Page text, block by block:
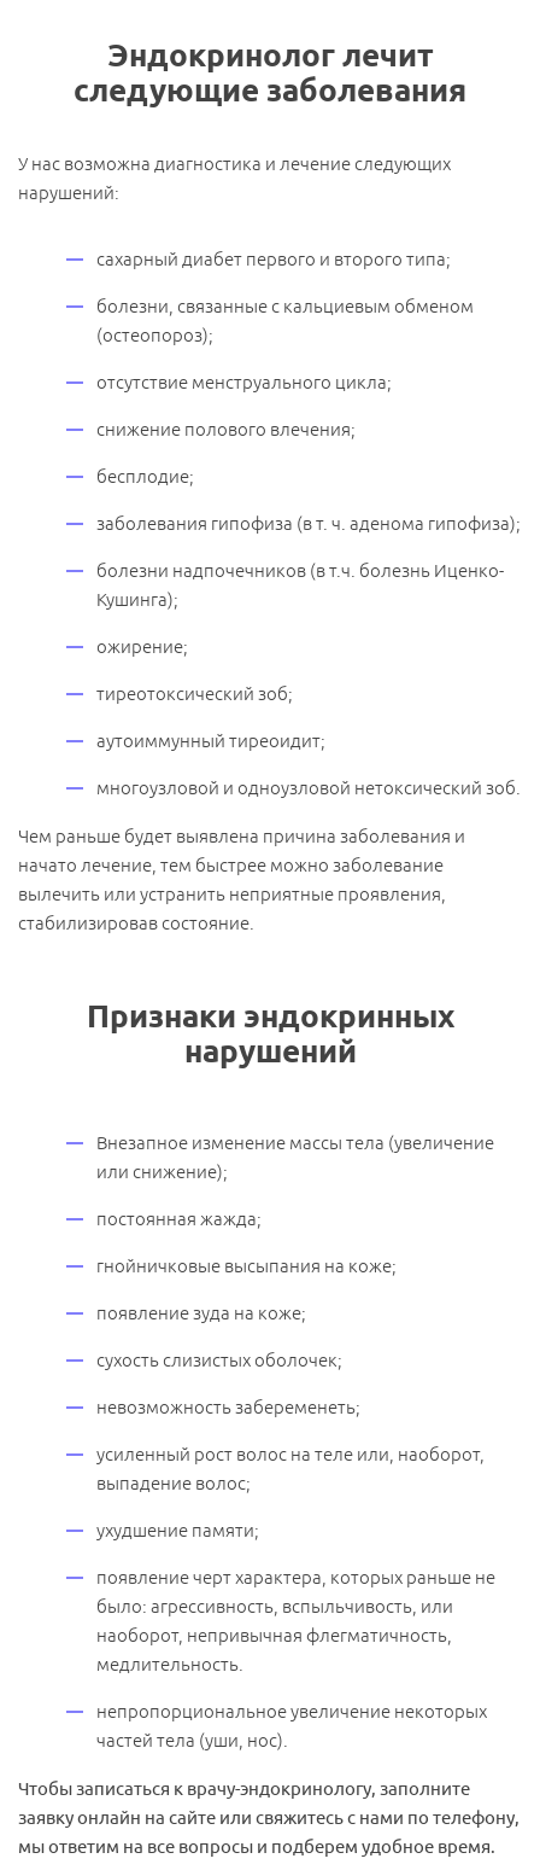
Эндокринолог лечит
следующие заболевания
У нас возможна диагностика и лечение следующих
нарушений:
сахарный диабет первого и второго типа;
болезни, связанные с кальциевым обменом
(остеопороз);
отсутствие менструального цикла;
снижение полового влечения;
бесплодие;
заболевания гипофиза (в т. ч. аденома гипофиза);
болезни надпочечников (в т.ч. болезнь Иценко-
Кушинга);
ожирение;
тиреотоксический зоб;
аутоиммунный тиреоидит;
многоузловой и одноузловой нетоксический зоб.
Чем раньше будет выявлена причина заболевания и
начато лечение, тем быстрее можно заболевание
вылечить или устранить неприятные проявления,
стабилизировав состояние.
Признаки эндокринных
нарушений
Внезапное изменение массы тела (увеличение
или снижение);
постоянная жажда;
гнойничковые высыпания на коже;
появление зуда на коже;
сухость слизистых оболочек;
невозможность забеременеть;
усиленный рост волос на теле или, наоборот,
выпадение волос;
ухудшение памяти;
появление черт характера, которых раньше не
было: агрессивность, вспыльчивость, или
наоборот, непривычная флегматичность,
медлительность.
непропорциональное увеличение некоторых
частей тела (уши, нос).
Чтобы записаться к врачу-эндокринологу, заполните
заявку онлайн на сайте или свяжитесь с нами по телефону,
мы ответим на все вопросы и подберем удобное время.
Наименование услуги:
Эндокринология
Записаться на прием
визита.
Направление
Специалист